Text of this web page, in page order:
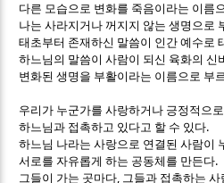
다른 모습으로 변화를 죽음이라는 이름
나는 사라지거나 꺼지지 않는 생명으로
태초부터 존재하신 말씀이 인간 예수로
하느님의 말씀이 사람이 되신 육화의 신
변화된 생명을 부활이라는 이름으로 부
우리가 누군가를 사랑하거나 긍정적으
하느님과 접촉하고 있다고 할 수 있다.
하느님 나라는 사랑으로 연결된 사람이
서로를 자유롭게 하는 공동체를 만든다.
그들이 가는 곳마다, 그들과 접촉하는